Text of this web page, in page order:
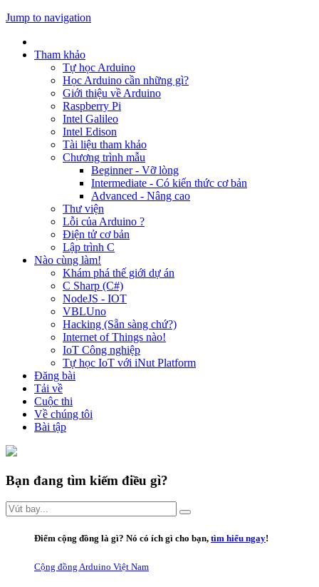
Jump to navigation
Tham khảo
Tự học Arduino
Học Arduino cần những gì?
Giới thiệu về Arduino
Raspberry Pi
Intel Galileo
Intel Edison
Tài liệu tham khảo
Chương trình mẫu
Beginner - Vỡ lòng
Intermediate - Có kiến thức cơ bản
Advanced - Nâng cao
Thư viện
Lỗi của Arduino ?
Điện tử cơ bản
Lập trình C
Nào cùng làm!
Khám phá thế giới dự án
C Sharp (C#)
NodeJS - IOT
VBLUno
Hacking (Sẵn sàng chứ?)
Internet of Things nào!
IoT Công nghiệp
Tự học IoT với iNut Platform
Đăng bài
Tải về
Cuộc thi
Về chúng tôi
Bài tập
Bạn đang tìm kiếm điều gì?
Điểm cộng đồng là gì? Nó có ích gì cho bạn, tìm hiểu ngay!
Cộng đồng Arduino Việt Nam